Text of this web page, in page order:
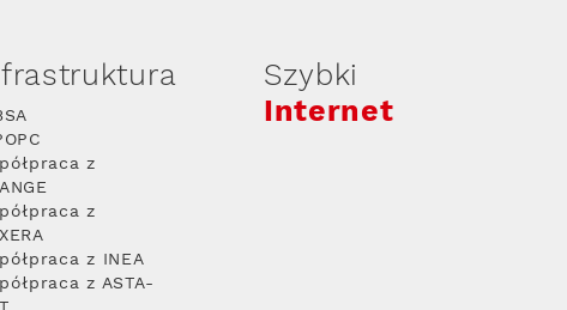
z
z
z INEA
z ASTA-
Szybki
Internet